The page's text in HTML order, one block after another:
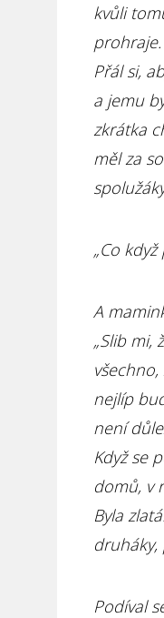
kvůli
prohraje.
Přál si,
a jemu
zkrátka
měl za
„Co
A
„Slib mi,
nejlíp
není
Když se
domů, v
Byla
druháky,
Podíval